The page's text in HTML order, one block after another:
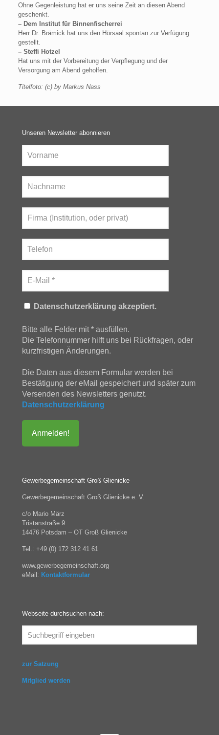
Ohne Gegenleistung hat er uns seine Zeit an diesen Abend
geschenkt.
– Dem Institut für Binnenfischerrei
Herr Dr. Brämick hat uns den Hörsaal spontan zur Verfügung
gestellt.
– Steffi Hotzel
Hat uns mit der Vorbereitung der Verpflegung und der
Versorgung am Abend geholfen.
Titelfoto: (c) by Markus Nass
Unseren Newsletter abonnieren
Datenschutzerklärung akzeptiert.
Bitte alle Felder mit * ausfüllen.
Die Telefonnummer hilft uns bei Rückfragen, oder
kurzfristigen Änderungen.
Die Daten aus diesem Formular werden bei
Bestätigung der eMail gespeichert und später zum
Versenden des Newsletters genutzt.
Datenschutzerklärung
Gewerbegemeinschaft Groß Glienicke
Gewerbegemeinschaft Groß Glienicke e. V.
c/o Mario März
Tristanstraße 9
14476 Potsdam – OT Groß Glienicke
Tel.: +49 (0) 172 312 41 61
www.gewerbegemeinschaft.org
eMail: Kontaktformular
Webseite durchsuchen nach:
zur Satzung
Mitglied werden